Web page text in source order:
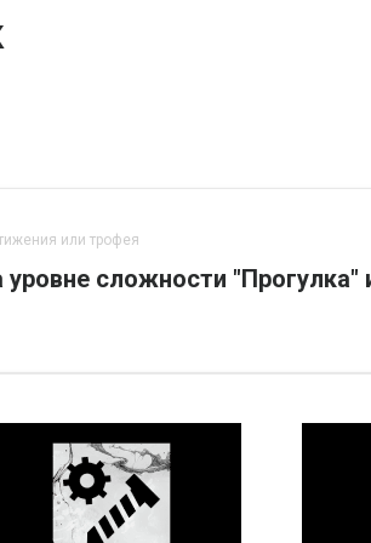
или трофея
уровне сложности "Прогулка"